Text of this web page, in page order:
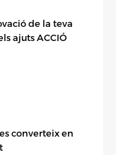
de la teva
ajuts ACCIÓ
converteix en